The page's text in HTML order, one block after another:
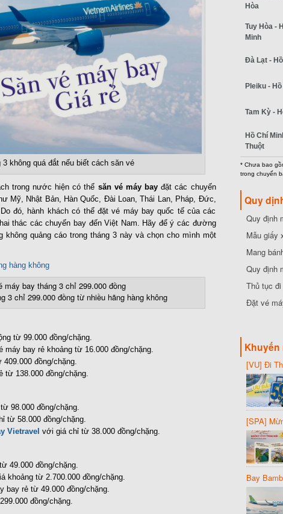
không quá đắt nếu biết cách săn vé
trong nước hiện có thể săn vé máy bay đặt các chuyến
Mỹ, Nhật Bản, Hàn Quốc, Đài Loan, Thái Lan, Pháp, Đức,
đó, hành khách có thể đặt vé máy bay quốc tế của các
thác các chuyến bay đến Việt Nam. Hãy để ý các đường
không quảng cáo trong tháng 3 này và chọn cho mình một
hàng không
3 chỉ 299.000 đồng từ nhiều hãng hàng không
từ 99.000 đồng/chặng.
máy bay rẻ khoảng từ 16.000 đồng/chặng.
đồng/chặng.
từ 138.000 đồng/chặng.
98.000 đồng/chặng.
từ 58.000 đồng/chặng.
Vietravel với giá chỉ từ 38.000 đồng/chặng.
49.000 đồng/chặng.
khoảng từ 2.700.000 đồng/chặng.
bay rẻ từ 49.000 đồng/chặng.
đồng/chặng.
Hòa
Tuy Hòa -
Minh
Đà Lạt -
Pleiku -
Tam Kỳ -
Hồ Chí
Thuột
* Chưa bao
trong chuyến
Quy
Quy định
cần biết
Mẫu giấy
Mang
Quy định
Thủ tục
Đặt vé
Khuyến
[VU] Đi
giảm 50%
[SPA]
20%
Bay